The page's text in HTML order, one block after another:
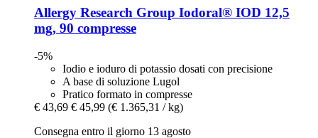
Allergy Research Group Iodoral® IOD 12,5
mg, 90 compresse
-5%
Iodio e ioduro di potassio dosati con precisione
A base di soluzione Lugol
Pratico formato in compresse
€ 43,69 € 45,99 (€ 1.365,31 / kg)
Consegna entro il giorno 13 agosto